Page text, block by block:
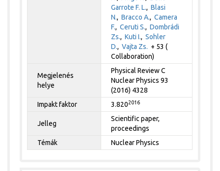
Garrote F. L.,Blasi
N.,Bracco A.,Camera
F.,Ceruti S.,Dombrádi
Zs.,Kuti I.,Sohler
D.,Vajta Zs. + 53 (
Collaboration)
Megjelenés
helye
Physical Review C
Nuclear Physics 93
(2016) 4328
Impakt faktor
3.8202016
Jelleg
Scientific paper,
proceedings
Témák
Nuclear Physics